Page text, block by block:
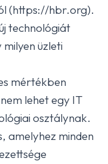
(https://hbr.org).
technológiát
üzleti
mértékben
lehet egy IT
osztálynak.
amelyhez minden